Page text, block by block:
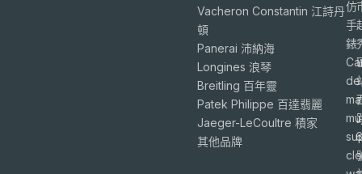
Vacheron Constantin 江詩丹
頓
Panerai 沛納海
Longines 浪琴
Breitling 百年靈
Patek Philippe 百達翡麗
Jaeger-LeCoultre 積家
其他品牌
仿
手
錶
de